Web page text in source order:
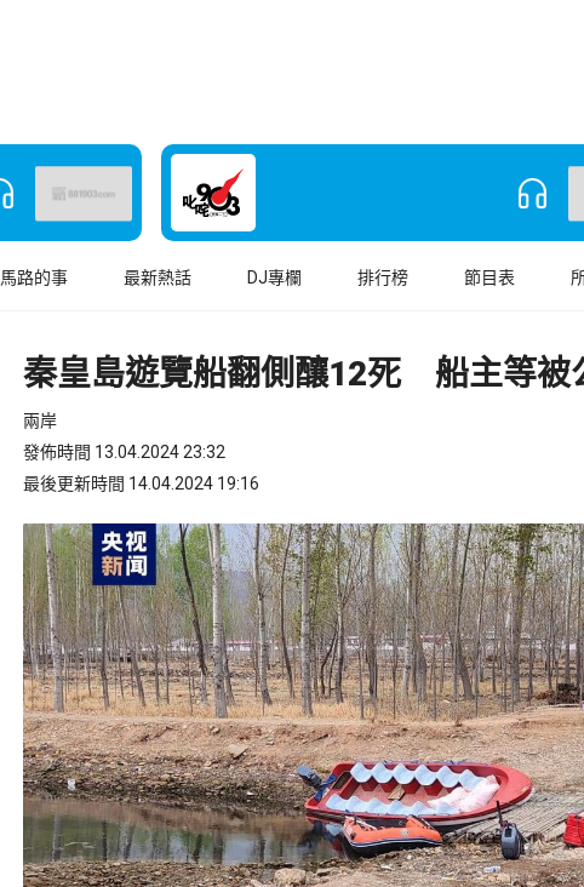
馬路的事 最新熱話 DJ專欄 排行榜 節目表
秦皇島遊覽船翻側釀12死 船主等被
兩岸
發佈時間 13.04.2024 23:32
最後更新時間 14.04.2024 19:16